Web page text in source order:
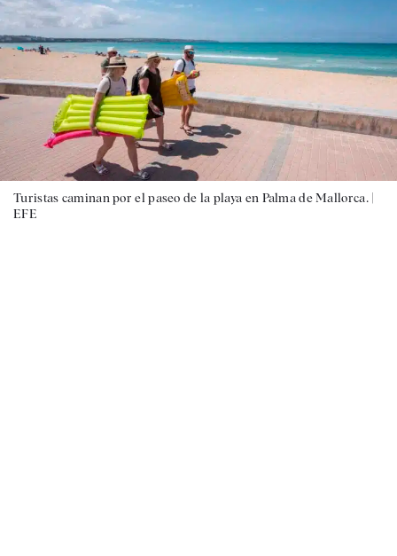
Turistas caminan por el paseo de la playa en Palma de Mallorca. |
EFE